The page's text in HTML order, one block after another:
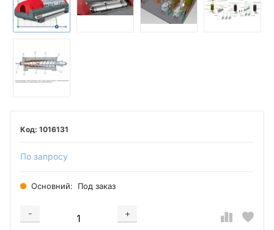
1016131
По запросу
Основний: Под заказ
-
+
Добавляется...
Добавлен